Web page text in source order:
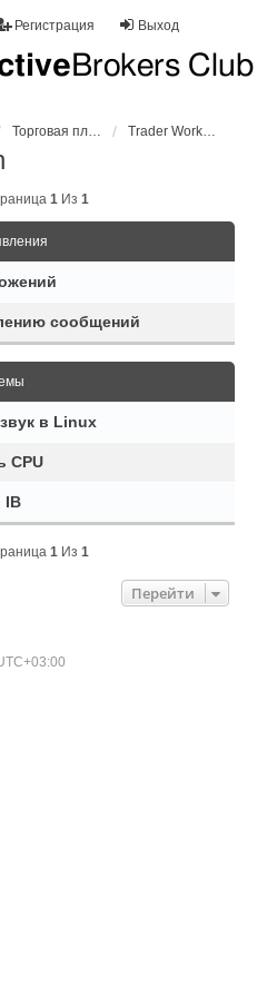
Выход
Регистрация
Торговая платформа Trader Workstation
1Из 1
сообщений
в Linux
CPU
IB
1Из 1
Перейти